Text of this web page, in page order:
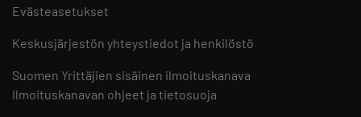
Evästeasetukset
Keskusjärjestön yhteystiedot ja henkilöstö
Suomen Yrittäjien sisäinen ilmoituskanava
Ilmoituskanavan ohjeet ja tietosuoja